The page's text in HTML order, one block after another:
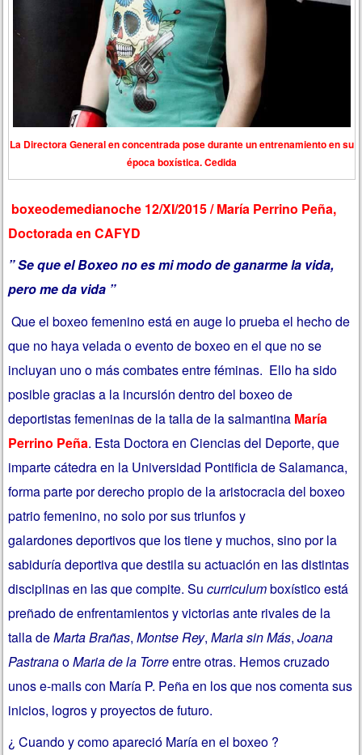
La Directora General en concentrada pose durante un entrenamiento en su
época boxística. Cedida
boxeodemedianoche 12/XI/2015 / María Perrino Peña,
Doctorada en CAFYD
” Se que el Boxeo no es mi modo de ganarme la vida,
pero me da vida ”
Que el boxeo femenino está en auge lo prueba el hecho de
que no haya velada o evento de boxeo en el que no se
incluyan uno o más combates entre féminas. Ello ha sido
posible gracias a la incursión dentro del boxeo de
deportistas femeninas de la talla de la salmantina María
Perrino Peña. Esta Doctora en Ciencias del Deporte, que
imparte cátedra en la Universidad Pontificia de Salamanca,
forma parte por derecho propio de la aristocracia del boxeo
patrio femenino, no solo por sus triunfos y
galardones deportivos que los tiene y muchos, sino por la
sabiduría deportiva que destila su actuación en las distintas
disciplinas en las que compite. Sucurriculumboxístico está
preñado de enfrentamientos y victorias ante rivales de la
talla deMarta Brañas,Montse Rey,Maria sin Más,Joana
PastranaoMaria de la Torreentre otras. Hemos cruzado
unos e-mails con María P. Peña en los que nos comenta sus
inicios, logros y proyectos de futuro.
¿ Cuando y como apareció María en el boxeo ?